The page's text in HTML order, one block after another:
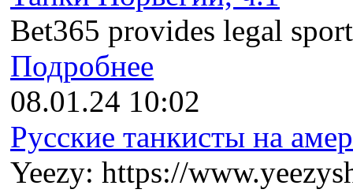
Bet365 provides legal
Подробнее
08.01.24 10:02
Русские танкисты на
Yeezy: https://